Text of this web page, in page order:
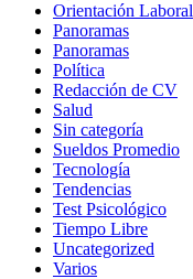
Orientación Laboral
Panoramas
Panoramas
Política
Redacción de CV
Salud
Sin categoría
Sueldos Promedio
Tecnología
Tendencias
Test Psicológico
Tiempo Libre
Uncategorized
Varios